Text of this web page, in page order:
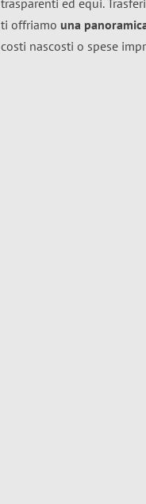
trasparenti ed equi.
ti offriamo una
costi nascosti o spese